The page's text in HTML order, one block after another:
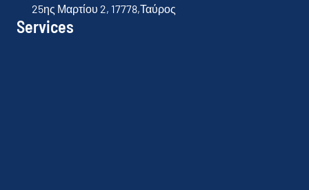
25ης Μαρτίου 2, 17778,Ταύρος
Services